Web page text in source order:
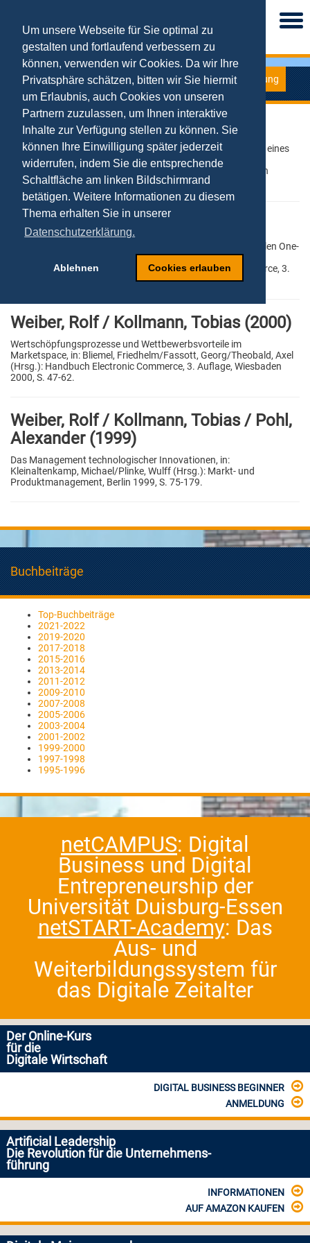
Um unsere Webseite für Sie optimal zu
gestalten und fortlaufend verbessern zu
können, verwenden wir Cookies. Da wir Ihre
Privatsphäre schätzen, bitten wir Sie hiermit
um Erlaubnis, auch Cookies von unseren
Partnern zuzulassen, um Ihnen interaktive
Inhalte zur Verfügung stellen zu können. Sie
können Ihre Einwilligung später jederzeit
widerrufen, indem Sie die entsprechende
Schaltfläche am linken Bildschirmrand
betätigen. Weitere Informationen zu diesem
Thema erhalten Sie in unserer
Datenschutzerklärung.
Ablehnen Cookies erlauben
Forschung
1999-2000
Kollmann, Tobias (2000)
Akzeptanzprobleme neuer Technologien - die Notwendigkeit eines
dynamischen Untersuchungsansatzes, in: Bliemel,
Friedhelm/Fassott, Georg/Theobald, Axel (Hrsg.): Handbuch
Electronic Commerce, 3. Auflage, Wiesbaden 2000, S. 27-45.
Kollmann, Tobias (2000)
Elektronische Marktplätze - die Notwendigkeit eines bilateralen One-
to-One Marketingansatzes, in: Bliemel, Friedhelm/Fassott,
Georg/Theobald, Axel (Hrsg.): Handbuch Electronic Commerce, 3.
Auflage, Wiesbaden 2000, S. 123-144.
Weiber, Rolf / Kollmann, Tobias (2000)
Wertschöpfungsprozesse und Wettbewerbsvorteile im
Marketspace, in: Bliemel, Friedhelm/Fassott, Georg/Theobald, Axel
(Hrsg.): Handbuch Electronic Commerce, 3. Auflage, Wiesbaden
2000, S. 47-62.
Weiber, Rolf / Kollmann, Tobias / Pohl,
Alexander (1999)
Das Management technologischer Innovationen, in:
Kleinaltenkamp, Michael/Plinke, Wulff (Hrsg.): Markt- und
Produktmanagement, Berlin 1999, S. 75-179.
Buchbeiträge
Top-Buchbeiträge
2021-2022
2019-2020
2017-2018
2015-2016
2013-2014
2011-2012
2009-2010
2007-2008
2005-2006
2003-2004
2001-2002
1999-2000
1997-1998
1995-1996
netCAMPUS: Digital
Business und Digital
Entrepreneurship der
Universität Duisburg-Essen
netSTART-Academy: Das
Aus- und
Weiterbildungssystem für
das Digitale Zeitalter
Der Online-Kurs
für die
Digitale Wirtschaft
DIGITAL BUSINESS BEGINNER
ANMELDUNG
Artificial Leadership
Die Revolution für die Unternehmens-
führung
INFORMATIONEN
AUF AMAZON KAUFEN